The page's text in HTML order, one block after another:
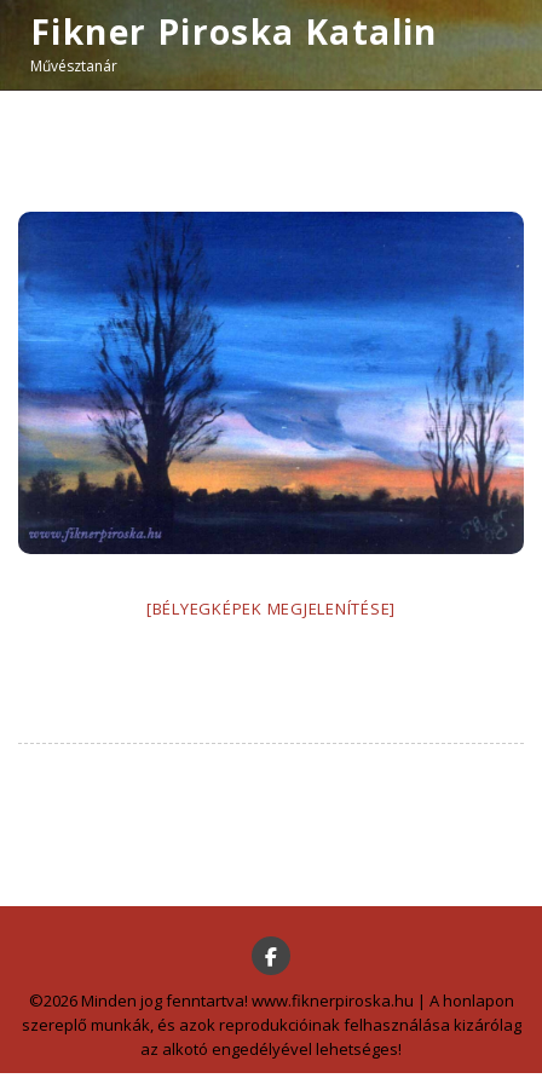
Fikner Piroska Katalin
Művésztanár
[BÉLYEGKÉPEK MEGJELENÍTÉSE]
©2026 Minden jog fenntartva! www.fiknerpiroska.hu | A honlapon
szereplő munkák, és azok reprodukcióinak felhasználása kizárólag
az alkotó engedélyével lehetséges!